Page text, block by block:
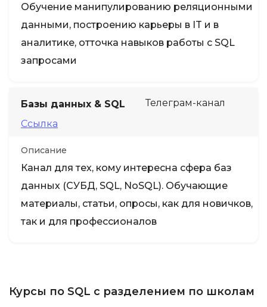
Обучение манипулированию реляционными
данными, построению карьеры в IT и в
аналитике, отточка навыков работы с SQL
запросами
Базы данных & SQL
Ссылка
Телеграм-канал
Описание
Канал для тех, кому интересна сфера баз
данных (СУБД, SQL, NoSQL). Обучающие
материалы, статьи, опросы, как для новичков,
так и для профессионалов
Курсы по SQL с разделением по школам